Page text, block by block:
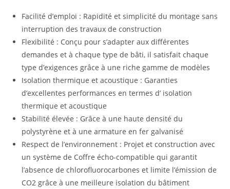
Facilité d’emploi : Rapidité et simplicité du montage sans
interruption des travaux de construction
Flexibilité : Conçu pour s’adapter aux différentes
demandes et à chaque type de bâti, il satisfait chaque
type d’exigences grâce à une riche gamme de modèles
Isolation thermique et acoustique : Garanties
d’excellentes performances en termes d’ isolation
thermique et acoustique
Stabilité élevée : Grâce à une haute densité du
polystyrène et à une armature en fer galvanisé
Respect de l’environnement : Projet et construction avec
un système de Coffre écho-compatible qui garantit
l’absence de chlorofluorocarbones et limite l’émission de
CO2 grâce à une meilleure isolation du bâtiment